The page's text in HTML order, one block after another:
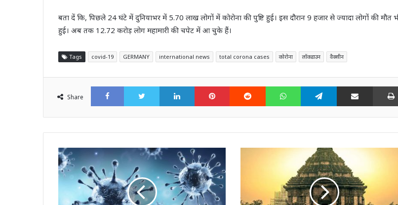
बता दें कि, पिछले 24 घंटे में दुनियाभर में 5.70 लाख लोगों में कोरोना की पुष्टि हुई। इस दौरान 9 हजार से ज्यादा लोगों की मौत
हुई। अब तक 12.72 करोड़ लोग महामारी की चपेट में आ चुके हैं।
Tags covid-19 GERMANY international news total corona cases कोरोना लॉकडाउन वैक्सीन
Share
FacebookTwitter LinkedIn Pinterest Reddit WhatsAppTelegram Share via Email